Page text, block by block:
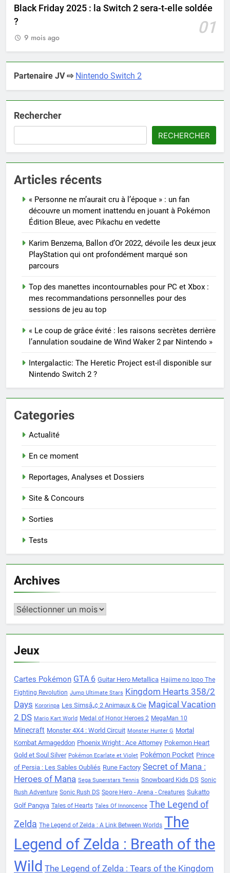
Black Friday 2025 : la Switch 2 sera-t-elle soldée
?
01
9 mois ago
Partenaire JV ⇨ Nintendo Switch 2
Rechercher
RECHERCHER
Articles récents
« Personne ne m’aurait cru à l’époque » : un fan
découvre un moment inattendu en jouant à Pokémon
Édition Bleue, avec Pikachu en vedette
Karim Benzema, Ballon d’Or 2022, dévoile les deux jeux
PlayStation qui ont profondément marqué son
parcours
Top des manettes incontournables pour PC et Xbox :
mes recommandations personnelles pour des
sessions de jeu au top
« Le coup de grâce évité : les raisons secrètes derrière
l’annulation soudaine de Wind Waker 2 par Nintendo »
Intergalactic: The Heretic Project est-il disponible sur
Nintendo Switch 2 ?
Categories
Actualité
En ce moment
Reportages, Analyses et Dossiers
Site & Concours
Sorties
Tests
Archives
Archives
Jeux
Cartes Pokémon GTA 6 Guitar Hero Metallica Hajime no Ippo The
Fighting Revolution Jump Ultimate Stars Kingdom Hearts 358/2
Days Kororinpa Les Simsâ„¢ 2 Animaux & Cie Magical Vacation
2 DS Mario Kart World Medal of Honor Heroes 2 MegaMan 10
Minecraft Monster 4X4 : World Circuit Monster Hunter G Mortal
Kombat Armageddon Phoenix Wright : Ace Attorney Pokemon Heart
Gold et Soul Silver Pokémon Ecarlate et Violet Pokémon Pocket Prince
of Persia : Les Sables Oubliés Rune Factory Secret of Mana :
Heroes of Mana Sega Superstars Tennis Snowboard Kids DS Sonic
Rush Adventure Sonic Rush DS Spore Hero - Arena - Creatures Sukatto
Golf Pangya Tales of Hearts Tales Of Innoncence The Legend of
Zelda The Legend of Zelda : A Link Between Worlds The
Legend of Zelda : Breath of the
Wild The Legend of Zelda : Tears of the Kingdom